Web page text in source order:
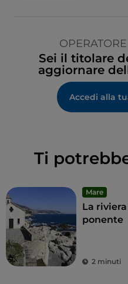
Sei il titolare
aggiornare
Accedi alla
Ti
Mare
La
ponente
2 minuti